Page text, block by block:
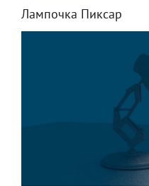
Лампочка Пиксар